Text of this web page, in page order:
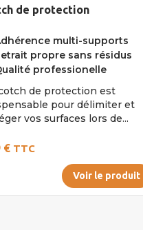
de protection
multi-supports
propre sans résidus
professionelle
de protection est
pour délimiter et
vos surfaces lors de...
€ TTC
Voir le produit